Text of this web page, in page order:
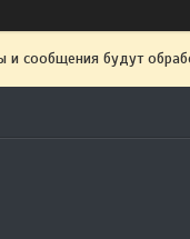
и сообщения будут